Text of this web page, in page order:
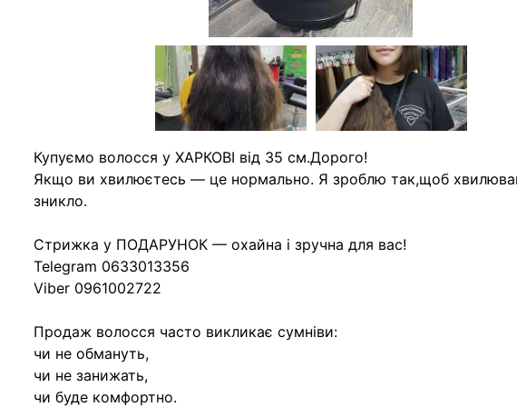
Купуємо волосся у ХАРКОВІ від 35 см.Дорого!
Якщо ви хвилюєтесь — це нормально. Я зроблю так,щоб
зникло.
Стрижка у ПОДАРУНОК — охайна і зручна для вас!
Telegram 0633013356
Viber 0961002722
Продаж волосся часто викликає сумніви:
чи не обмануть,
чи не занижать,
чи буде комфортно.